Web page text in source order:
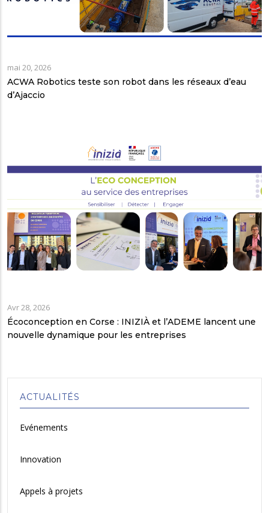
mai 20, 2026
ACWA Robotics teste son robot dans les réseaux d’eau
d’Ajaccio
Avr 28, 2026
Écoconception en Corse : INIZIÀ et l’ADEME lancent une
nouvelle dynamique pour les entreprises
ACTUALITÉS
Evénements
Innovation
Appels à projets